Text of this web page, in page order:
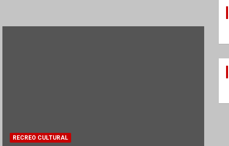
RECREO CULTURAL